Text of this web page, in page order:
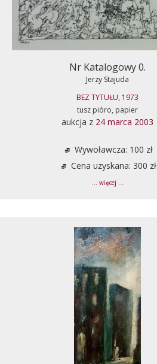
Nr Katalogowy 0.
Jerzy Stajuda
BEZ TYTUŁU, 1973
tusz pióro, papier
aukcja z 24 marca 2003
Wywoławcza: 100 zł
Cena uzyskana: 300 zł
... więcej ...